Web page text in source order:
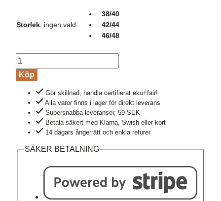
Storlek: ingen vald
38/40
42/44
46/48
Boxertrosa
lång
ull/silke
svart
Köp
Gör skillnad, handla certifierat eko+fair!
Alla varor finns i lager för direkt leverans
Supersnabba leveranser, 59 SEK
Betala säkert med Klarna, Swish eller kort
14 dagars ångerrätt och enkla returer
SÄKER BETALNING